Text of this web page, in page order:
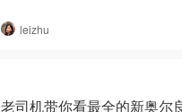
leizhu
老司机带你看最全的新奥尔